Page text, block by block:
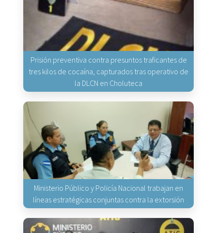
Prisión preventiva contra presuntos traficantes de
tres kilos de cocaína, capturados tras operativo de
la DLCN en Choluteca
Ministerio Público y Policía Nacional trabajan en
líneas estratégicas conjuntas contra la extorsión